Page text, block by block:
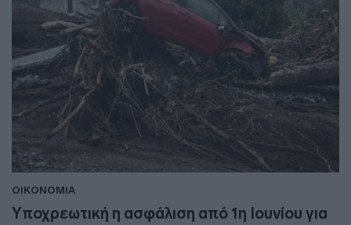
ΟΙΚΟΝΟΜΙΑ
Υποχρεωτική η ασφάλιση από 1η Ιουνίου για